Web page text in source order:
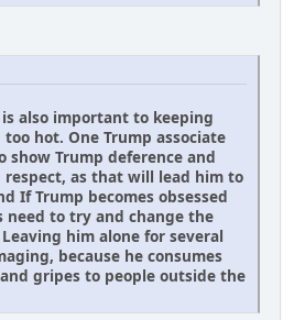
also important to keeping
hot. One Trump associate
Trump deference and
as that will lead him to
If Trump becomes obsessed
need to try and change the
him alone for several
because he consumes
gripes to people outside the